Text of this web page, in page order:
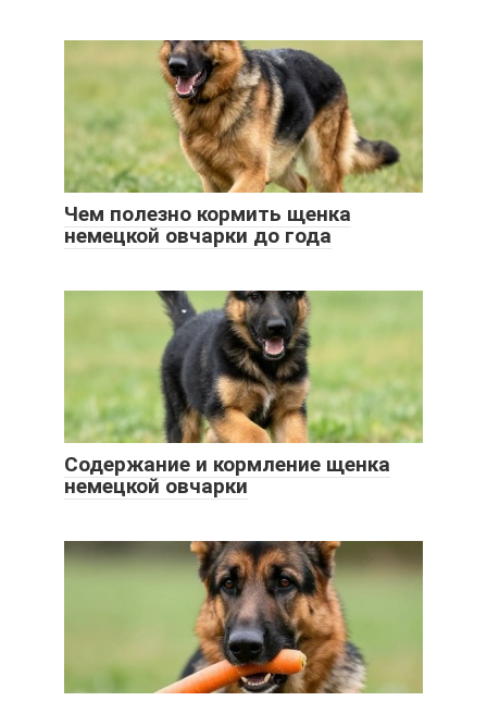
Чем полезно кормить щенка
немецкой овчарки до года
Содержание и кормление щенка
немецкой овчарки